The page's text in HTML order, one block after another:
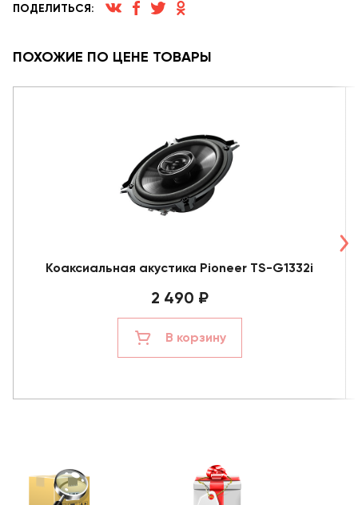
ПОДЕЛИТЬСЯ:
ПОХОЖИЕ ПО ЦЕНЕ ТОВАРЫ
Коаксиальная акустика Pioneer TS-G1332i
2 490 ₽
В корзину